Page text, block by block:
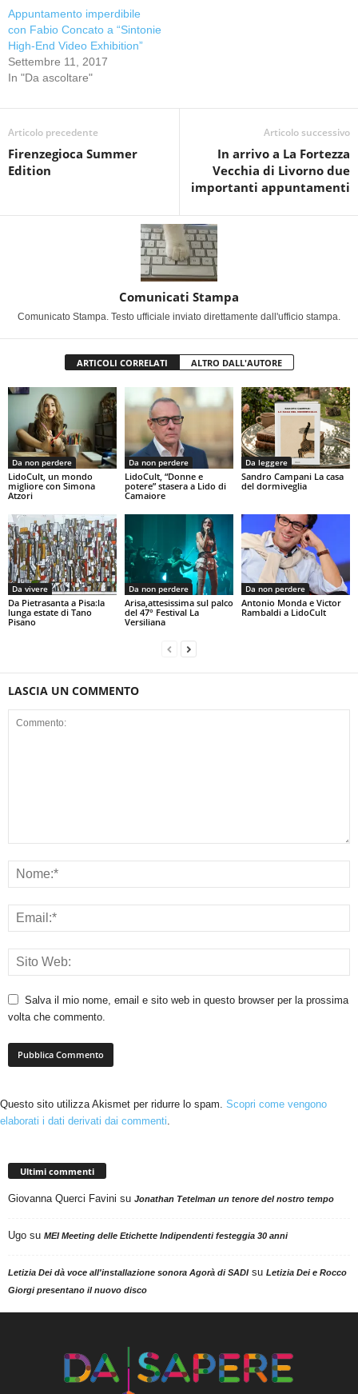
Appuntamento imperdibile
con Fabio Concato a “Sintonie
High-End Video Exhibition”
Settembre 11, 2017
In "Da ascoltare"
Articolo precedente
Firenzegioca Summer
Edition
Articolo successivo
In arrivo a La Fortezza
Vecchia di Livorno due
importanti appuntamenti
Comunicati Stampa
Comunicato Stampa. Testo ufficiale inviato direttamente dall'ufficio stampa.
ARTICOLI CORRELATI ALTRO DALL'AUTORE
Da non perdere
LidoCult, un mondo
migliore con Simona
Atzori
Da non perdere
LidoCult, “Donne e
potere” stasera a Lido di
Camaiore
Da leggere
Sandro Campani La casa
del dormiveglia
Da vivere
Da Pietrasanta a Pisa:la
lunga estate di Tano
Pisano
Da non perdere
Arisa,attesissima sul palco
del 47° Festival La
Versiliana
Da non perdere
Antonio Monda e Victor
Rambaldi a LidoCult
LASCIA UN COMMENTO
Salva il mio nome, email e sito web in questo browser per la prossima
volta che commento.
Questo sito utilizza Akismet per ridurre lo spam. Scopri come vengono
elaborati i dati derivati dai commenti.
Ultimi commenti
Giovanna Querci Favini su Jonathan Tetelman un tenore del nostro tempo
Ugo su MEI Meeting delle Etichette Indipendenti festeggia 30 anni
Letizia Dei dà voce all'installazione sonora Agorà di SADIsu Letizia Dei e Rocco
Giorgi presentano il nuovo disco